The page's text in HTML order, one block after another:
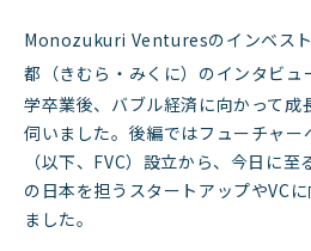
Monozukuri Venturesのインベス
都（きむら・みくに）のインタビュ
学卒業後、バブル経済に向かって成
伺いました。後編ではフューチャー
（以下、FVC）設立から、今日に
の日本を担うスタートアップやVC
ました。